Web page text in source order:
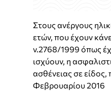
Στους ανέργους
ετών, που έχουν
ν.2768/1999 όπως
ισχύουν, η
ασθένειας σε είδος,
Φεβρουαρίου 2016